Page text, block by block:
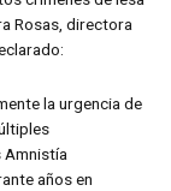
Rosas, directora
la urgencia de
Amnistía
años en